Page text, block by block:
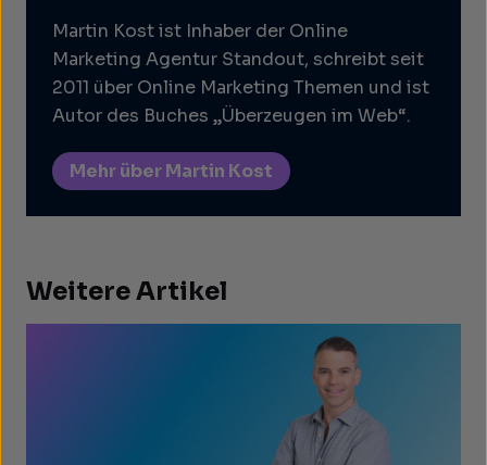
Martin Kost ist Inhaber der Online
Marketing Agentur Standout, schreibt seit
2011 über Online Marketing Themen und ist
Autor des Buches „Überzeugen im Web“.
Mehr über Martin Kost
Weitere Artikel